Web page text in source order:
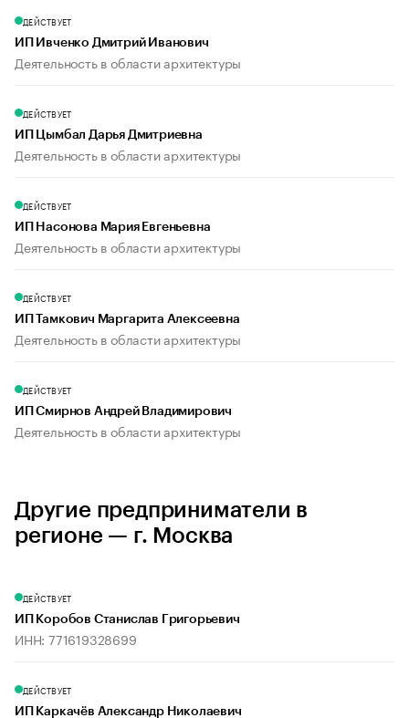
ДЕЙСТВУЕТ
ИП Ивченко Дмитрий Иванович
Деятельность в области архитектуры
ДЕЙСТВУЕТ
ИП Цымбал Дарья Дмитриевна
Деятельность в области архитектуры
ДЕЙСТВУЕТ
ИП Насонова Мария Евгеньевна
Деятельность в области архитектуры
ДЕЙСТВУЕТ
ИП Тамкович Маргарита Алексеевна
Деятельность в области архитектуры
ДЕЙСТВУЕТ
ИП Смирнов Андрей Владимирович
Деятельность в области архитектуры
Другие предприниматели в
регионе — г. Москва
ДЕЙСТВУЕТ
ИП Коробов Станислав Григорьевич
ИНН: 771619328699
ДЕЙСТВУЕТ
ИП Каркачёв Александр Николаевич